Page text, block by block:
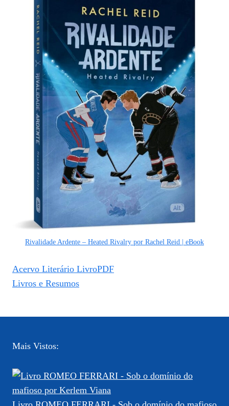
Rivalidade Ardente – Heated Rivalry por Rachel Reid | eBook
Acervo Literário LivroPDF
Livros e Resumos
Mais Vistos: